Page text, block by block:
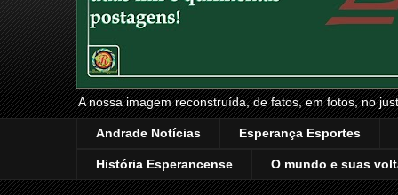
A nossa imagem reconstruída, de fatos, em fotos, no
Andrade Notícias Esperança Esportes
História Esperancense O mundo e suas